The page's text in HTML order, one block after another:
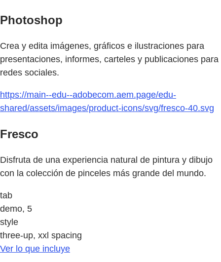
Photoshop
Crea y edita imágenes, gráficos e ilustraciones para
presentaciones, informes, carteles y publicaciones para
redes sociales.
https://main--edu--adobecom.aem.page/edu-
shared/assets/images/product-icons/svg/fresco-40.svg
Fresco
Disfruta de una experiencia natural de pintura y dibujo
con la colección de pinceles más grande del mundo.
tab
demo, 5
style
three-up, xxl spacing
Ver lo que incluye